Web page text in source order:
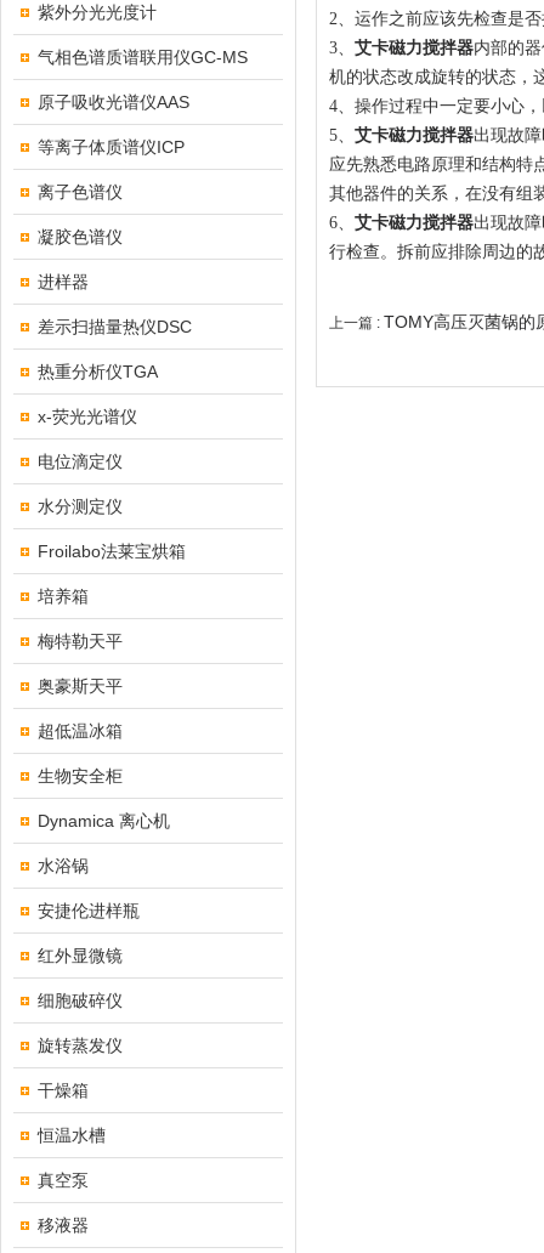
紫外分光光度计
气相色谱质谱联用仪GC-MS
原子吸收光谱仪AAS
等离子体质谱仪ICP
离子色谱仪
凝胶色谱仪
进样器
差示扫描量热仪DSC
热重分析仪TGA
x-荧光光谱仪
电位滴定仪
水分测定仪
Froilabo法莱宝烘箱
培养箱
梅特勒天平
奥豪斯天平
超低温冰箱
生物安全柜
Dynamica 离心机
水浴锅
安捷伦进样瓶
红外显微镜
细胞破碎仪
旋转蒸发仪
干燥箱
恒温水槽
真空泵
移液器
2、运作之前应该先检查是
3、 艾卡磁力搅拌器内部的
机的状态改成旋转的状态，
4、操作过程中一定要小心
5、 艾卡磁力搅拌器出现故
应先熟悉电路原理和结构特
其他器件的关系，在没有组
6、 艾卡磁力搅拌器出现故
行检查。拆前应排除周边的
上一篇 : TOMY高压灭菌锅的